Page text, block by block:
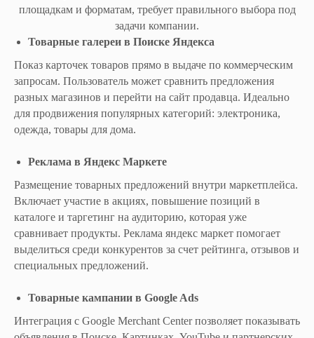
площадкам и форматам, требует правильного выбора под
задачи компании.
Товарные галереи в Поиске Яндекса
Показ карточек товаров прямо в выдаче по коммерческим
запросам. Пользователь может сравнить предложения
разных магазинов и перейти на сайт продавца. Идеально
для продвижения популярных категорий: электроника,
одежда, товары для дома.
Реклама в Яндекс Маркете
Размещение товарных предложений внутри маркетплейса.
Включает участие в акциях, повышение позиций в
каталоге и таргетинг на аудиторию, которая уже
сравнивает продукты. Реклама яндекс маркет помогает
выделиться среди конкурентов за счет рейтинга, отзывов и
специальных предложений.
Товарные кампании в Google Ads
Интеграция с Google Merchant Center позволяет показывать